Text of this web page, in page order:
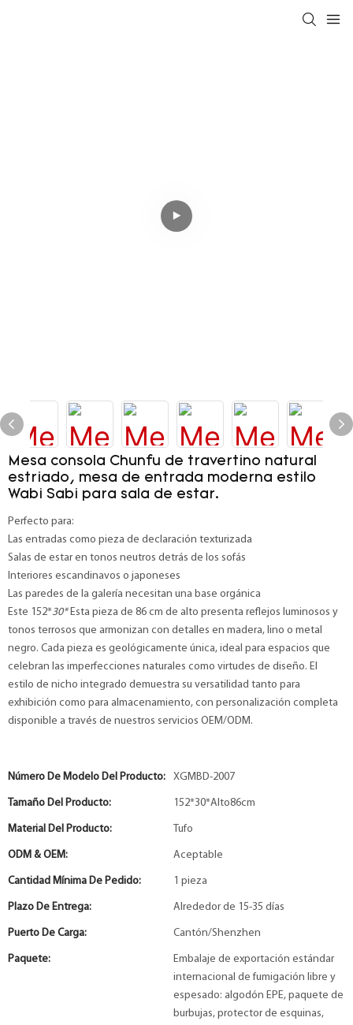
Mesa consola Chunfu de travertino natural
estriado, mesa de entrada moderna estilo
Wabi Sabi para sala de estar.
Perfecto para:
Las entradas como pieza de declaración texturizada
Salas de estar en tonos neutros detrás de los sofás
Interiores escandinavos o japoneses
Las paredes de la galería necesitan una base orgánica
Este 152*30*Esta pieza de 86 cm de alto presenta reflejos luminosos y
tonos terrosos que armonizan con detalles en madera, lino o metal
negro. Cada pieza es geológicamente única, ideal para espacios que
celebran las imperfecciones naturales como virtudes de diseño. El
estilo de nicho integrado demuestra su versatilidad tanto para
exhibición como para almacenamiento, con personalización completa
disponible a través de nuestros servicios OEM/ODM.
Número De Modelo Del Producto: XGMBD-2007
Tamaño Del Producto: 152*30*Alto86cm
Material Del Producto: Tufo
ODM & OEM: Aceptable
Cantidad Mínima De Pedido: 1 pieza
Plazo De Entrega: Alrededor de 15-35 días
Puerto De Carga: Cantón/Shenzhen
Paquete:
Embalaje de exportación estándar
internacional de fumigación libre y
espesado: algodón EPE, paquete de
burbujas, protector de esquinas,